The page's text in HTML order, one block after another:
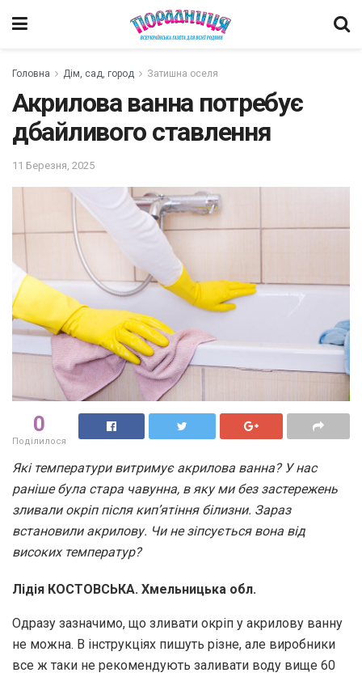
Головна Дім, сад, город Затишна оселя
Акрилова ванна потребує
дбайливого ставлення
11 Березня, 2025
0
Поділилося
Які температури витримує акрилова ванна? У нас
раніше була стара чавунна, в яку ми без застережень
зливали окріп після кип’ятіння білизни. Зараз
встановили акрилову. Чи не зіпсується вона від
високих температур?
Лідія КОСТОВСЬКА. Хмельницька обл.
Одразу зазначимо, що зливати окріп у акрилову ванну
не можна. В інструкціях пишуть різне, але виробники
все ж таки не рекомендують заливати воду вище 60